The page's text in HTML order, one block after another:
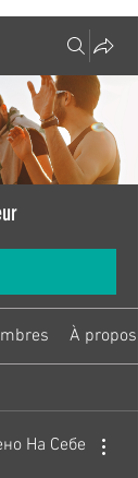
À propos
На Себе